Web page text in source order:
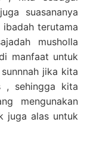
suasananya
terutama
musholla
manfaat untuk
jika kita
sehingga kita
mengunakan
juga alas untuk